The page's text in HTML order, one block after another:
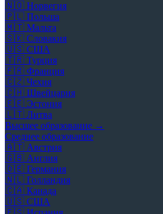
🇳🇴 Норвегия
🇵🇱 Польша
🇲🇹 Мальта
🇸🇰 Словакия
🇺🇸 США
🇹🇷 Турция
🇫🇷 Франция
🇨🇿 Чехия
🇨🇭 Швейцария
🇪🇪 Эстония
🇱🇹 Литва
Высшее образование →
Среднее образование
🇦🇹 Австрия
🇬🇧 Англия
🇩🇪 Германия
🇳🇱 Голландия
🇨🇦 Канада
🇺🇸 США